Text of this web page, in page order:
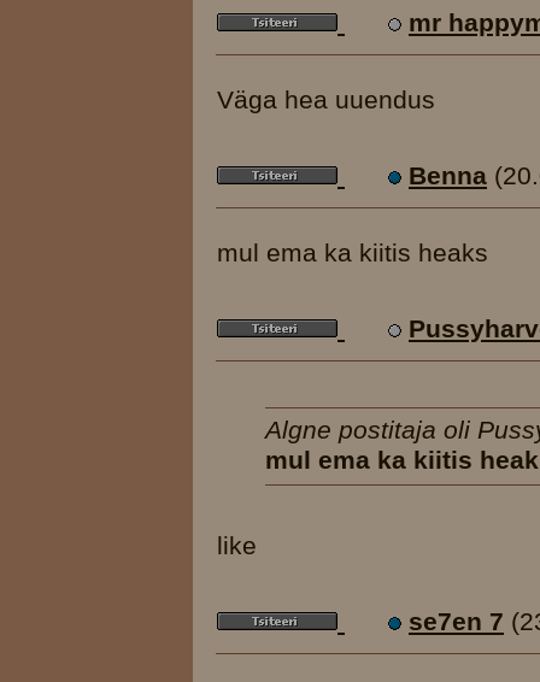
mr
Väga hea uuendus
Benna
mul ema ka kiitis heaks
Algne postitaja oli
mul ema ka kiitis
like
se7en 7